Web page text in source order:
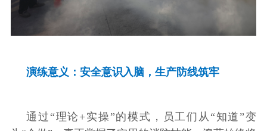
演练意义：安全意识入脑，生产防线筑牢
通过“理论+实操”的模式，员工们从“知道”变